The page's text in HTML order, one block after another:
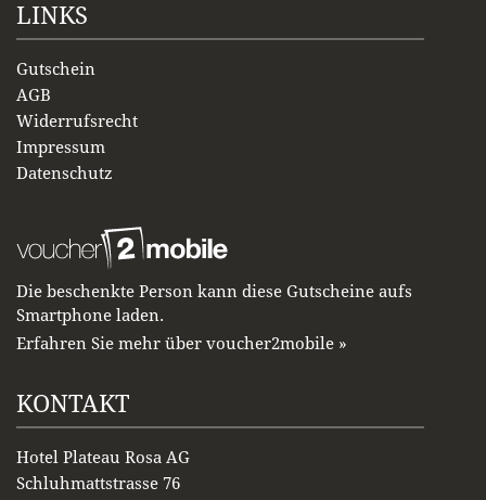
LINKS
Gutschein
AGB
Widerrufsrecht
Impressum
Datenschutz
Die beschenkte Person kann diese Gutscheine aufs
Smartphone laden.
Erfahren Sie mehr über voucher2mobile »
KONTAKT
Hotel Plateau Rosa AG
Schluhmattstrasse 76